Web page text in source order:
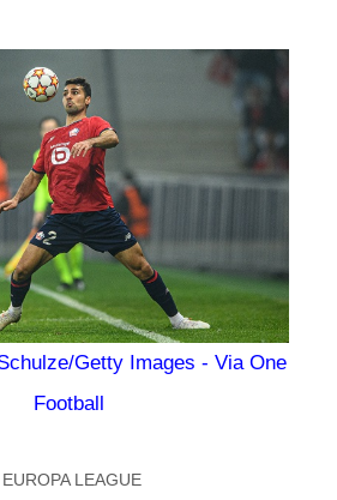
Getty Images - Via One
Football
EUROPA LEAGUE